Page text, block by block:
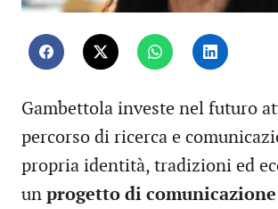
Gambettola investe nel futuro
percorso di ricerca e
propria identità, tradizioni ed
un progetto di